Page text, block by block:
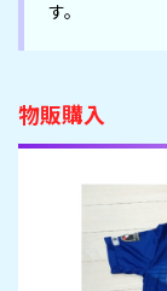
す。
物販購入